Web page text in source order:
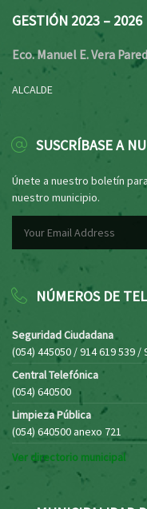
GESTIÓN 2023 – 2026
Eco. Manuel E. Vera
ALCALDE
SUSCRÍBASE A
Únete a nuestro boletín
nuestro municipio.
NÚMEROS DE
Seguridad Ciudadana
(054) 445050 / 914 619 539 /
Central Telefónica
(054) 640500
Limpieza Pública
(054) 640500 anexo 721
Ver directorio municipal